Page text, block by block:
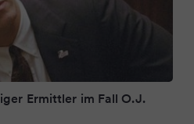
Ermittler im Fall O.J.